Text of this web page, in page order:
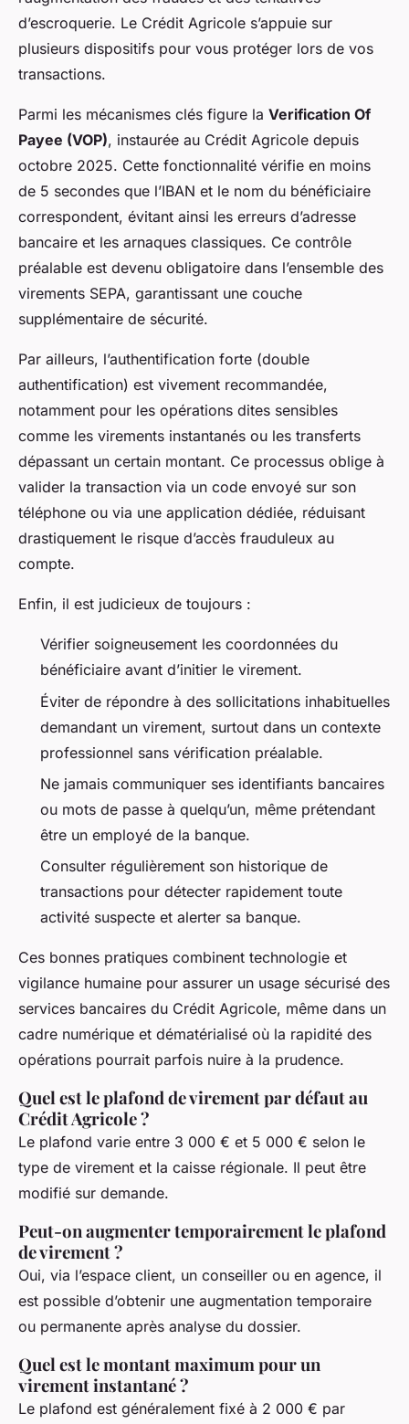
d’escroquerie. Le Crédit Agricole s’appuie sur
plusieurs dispositifs pour vous protéger lors de vos
transactions.
Parmi les mécanismes clés figure la Verification Of
Payee (VOP), instaurée au Crédit Agricole depuis
octobre 2025. Cette fonctionnalité vérifie en moins
de 5 secondes que l’IBAN et le nom du bénéficiaire
correspondent, évitant ainsi les erreurs d’adresse
bancaire et les arnaques classiques. Ce contrôle
préalable est devenu obligatoire dans l’ensemble des
virements SEPA, garantissant une couche
supplémentaire de sécurité.
Par ailleurs, l’authentification forte (double
authentification) est vivement recommandée,
notamment pour les opérations dites sensibles
comme les virements instantanés ou les transferts
dépassant un certain montant. Ce processus oblige à
valider la transaction via un code envoyé sur son
téléphone ou via une application dédiée, réduisant
drastiquement le risque d’accès frauduleux au
compte.
Enfin, il est judicieux de toujours :
Vérifier soigneusement les coordonnées du
bénéficiaire avant d’initier le virement.
Éviter de répondre à des sollicitations inhabituelles
demandant un virement, surtout dans un contexte
professionnel sans vérification préalable.
Ne jamais communiquer ses identifiants bancaires
ou mots de passe à quelqu’un, même prétendant
être un employé de la banque.
Consulter régulièrement son historique de
transactions pour détecter rapidement toute
activité suspecte et alerter sa banque.
Ces bonnes pratiques combinent technologie et
vigilance humaine pour assurer un usage sécurisé des
services bancaires du Crédit Agricole, même dans un
cadre numérique et dématérialisé où la rapidité des
opérations pourrait parfois nuire à la prudence.
Quel est le plafond de virement par défaut au
Crédit Agricole ?
Le plafond varie entre 3 000 € et 5 000 € selon le
type de virement et la caisse régionale. Il peut être
modifié sur demande.
Peut-on augmenter temporairement le plafond
de virement ?
Oui, via l’espace client, un conseiller ou en agence, il
est possible d’obtenir une augmentation temporaire
ou permanente après analyse du dossier.
Quel est le montant maximum pour un
virement instantané ?
Le plafond est généralement fixé à 2 000 € par